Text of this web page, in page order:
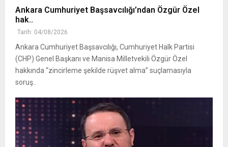
Ankara Cumhuriyet Başsavcılığı’ndan Özgür Özel
hak..
Tarih: 04/08/2026
Ankara Cumhuriyet Başsavcılığı, Cumhuriyet Halk Partisi
(CHP) Genel Başkanı ve Manisa Milletvekili Özgür Özel
hakkında “zincirleme şekilde rüşvet alma” suçlamasıyla
soruş..